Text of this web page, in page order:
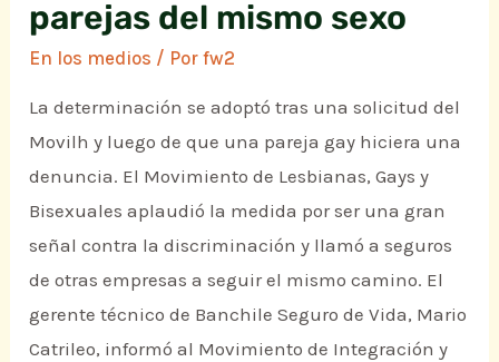
parejas del mismo sexo
En los medios / Porfw2
La determinación se adoptó tras una solicitud del
Movilh y luego de que una pareja gay hiciera una
denuncia. El Movimiento de Lesbianas, Gays y
Bisexuales aplaudió la medida por ser una gran
señal contra la discriminación y llamó a seguros
de otras empresas a seguir el mismo camino. El
gerente técnico de Banchile Seguro de Vida, Mario
Catrileo, informó al Movimiento de Integración y